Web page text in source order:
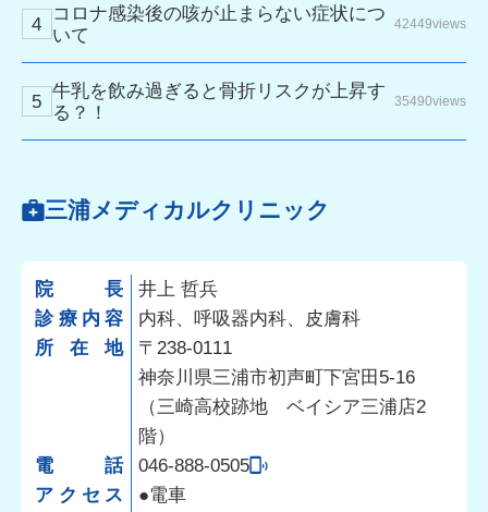
コロナ感染後の咳が止まらない症状につ
いて
42449views
牛乳を飲み過ぎると骨折リスクが上昇す
る？！
35490views
三浦メディカルクリニック
院長
井上 哲兵
診療内容
内科、呼吸器内科、皮膚科
所在地
〒238-0111
神奈川県三浦市初声町下宮田5-16
（三崎高校跡地 ベイシア三浦店2
階）
電話
046-888-0505
アクセス
●電車